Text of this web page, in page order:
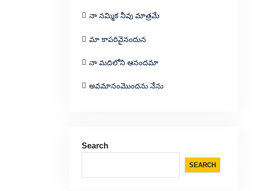
నా నమ్మిక నీవు మాత్రమే
మా కాపరివైనందున
నా మదిలోని ఆనందమా
అవమానంమొందను నేను
Search
SEARCH